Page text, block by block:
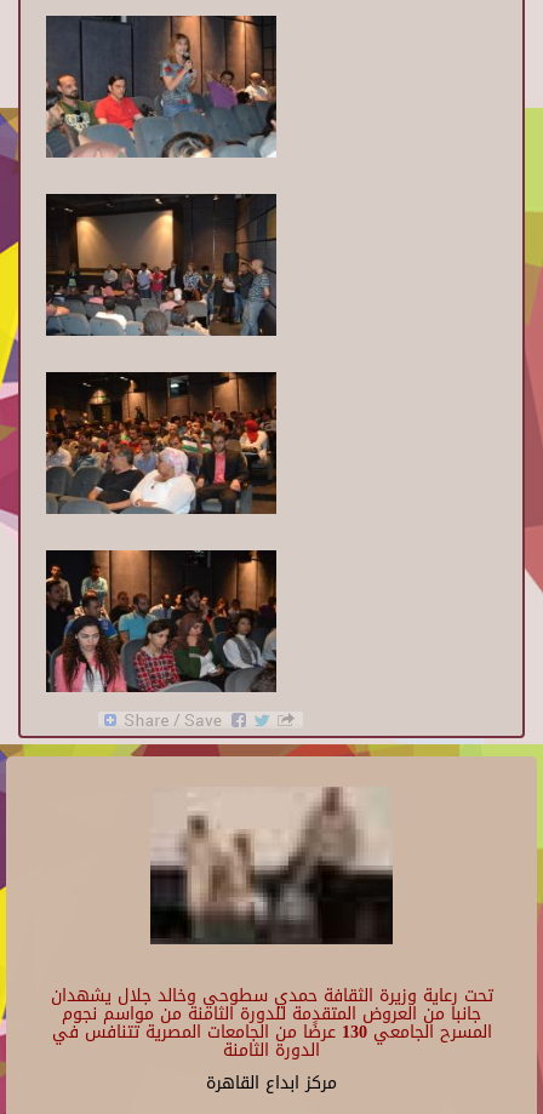
تحت رعاية وزيرة الثقافة حمدي سطوحي وخالد جلال يشهدان
جانبا من العروض المتقدمة للدورة الثامنة من مواسم نجوم
المسرح الجامعي 130 عرضًا من الجامعات المصرية تتنافس في
الدورة الثامنة
مركز ابداع القاهرة